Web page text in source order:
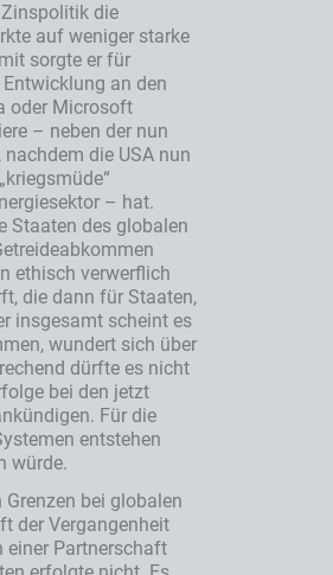
die
auf weniger starke
sorgte er für
an den
oder Microsoft
– neben der nun
die USA nun
– hat.
Staaten des globalen
ethisch verwerflich
die dann für Staaten,
insgesamt scheint es
wundert sich über
dürfte es nicht
bei den jetzt
Für die
entstehen
würde.
bei globalen
der Vergangenheit
einer Partnerschaft